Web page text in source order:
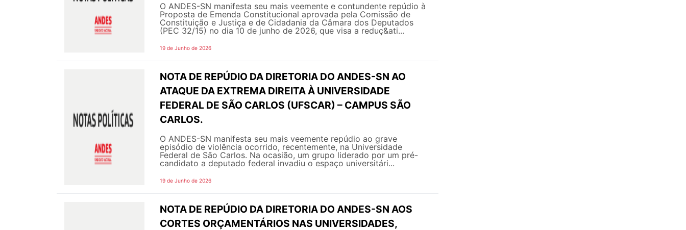
O ANDES-SN manifesta seu mais veemente e contundente repúdio à
Proposta de Emenda Constitucional aprovada pela Comissão de
Constituição e Justiça e de Cidadania da Câmara dos Deputados
(PEC 32/15) no dia 10 de junho de 2026, que visa a reduç&ati...
19 de Junho de 2026
NOTA DE REPÚDIO DA DIRETORIA DO ANDES-SN AO
ATAQUE DA EXTREMA DIREITA À UNIVERSIDADE
FEDERAL DE SÃO CARLOS (UFSCAR) – CAMPUS SÃO
CARLOS.
O ANDES-SN manifesta seu mais veemente repúdio ao grave
episódio de violência ocorrido, recentemente, na Universidade
Federal de São Carlos. Na ocasião, um grupo liderado por um pré-
candidato a deputado federal invadiu o espaço universitári...
19 de Junho de 2026
NOTA DE REPÚDIO DA DIRETORIA DO ANDES-SN AOS
CORTES ORÇAMENTÁRIOS NAS UNIVERSIDADES,